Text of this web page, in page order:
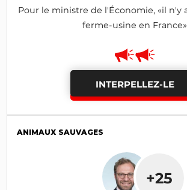
Pour le ministre de l'Économie, «il n'y a pas une seule
ferme-usine en France»
INTERPELLEZ-LE
ANIMAUX SAUVAGES
+25